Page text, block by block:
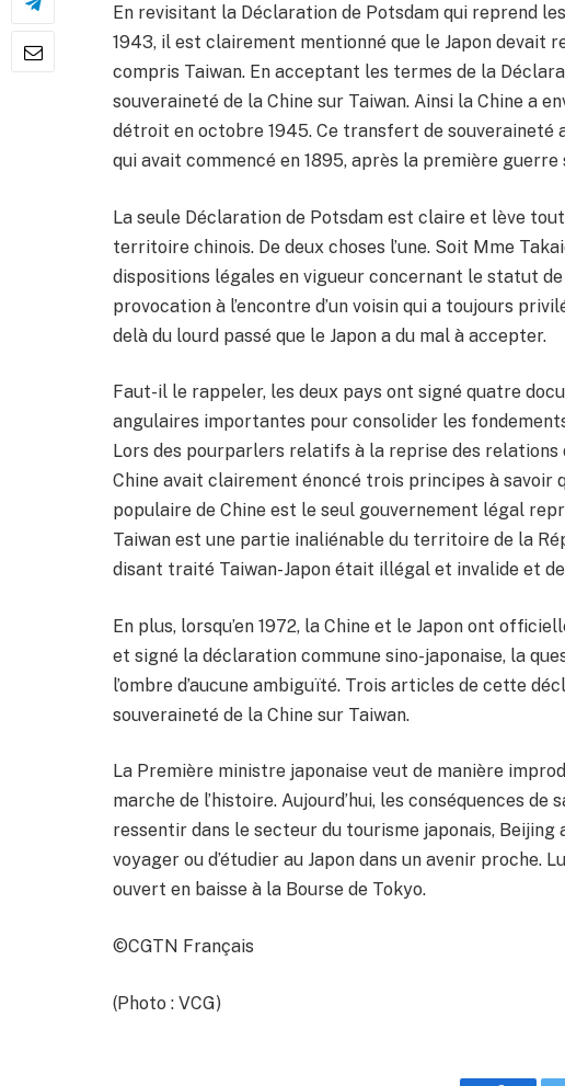
En revisitant la Déclaration de Potsdam qui reprend
1943, il est clairement mentionné que le Japon
compris Taiwan. En acceptant les termes de la
souveraineté de la Chine sur Taiwan. Ainsi la Chine a
détroit en octobre 1945. Ce transfert de souveraineté
qui avait commencé en 1895, après la première guerre
La seule Déclaration de Potsdam est claire et lève
territoire chinois. De deux choses l’une. Soit Mme
dispositions légales en vigueur concernant le statut
provocation à l’encontre d’un voisin qui a toujours
delà du lourd passé que le Japon a du mal à accepter.
Faut-il le rappeler, les deux pays ont signé quatre
angulaires importantes pour consolider les
Lors des pourparlers relatifs à la reprise des
Chine avait clairement énoncé trois principes à savoir
populaire de Chine est le seul gouvernement légal
Taiwan est une partie inaliénable du territoire de la
disant traité Taiwan-Japon était illégal et invalide et
En plus, lorsqu’en 1972, la Chine et le Japon ont
et signé la déclaration commune sino-japonaise, la
l’ombre d’aucune ambiguïté. Trois articles de cette
souveraineté de la Chine sur Taiwan.
La Première ministre japonaise veut de manière
marche de l’histoire. Aujourd’hui, les conséquences
ressentir dans le secteur du tourisme japonais, Beijing
voyager ou d’étudier au Japon dans un avenir proche.
ouvert en baisse à la Bourse de Tokyo.
©CGTN Français
(Photo : VCG)